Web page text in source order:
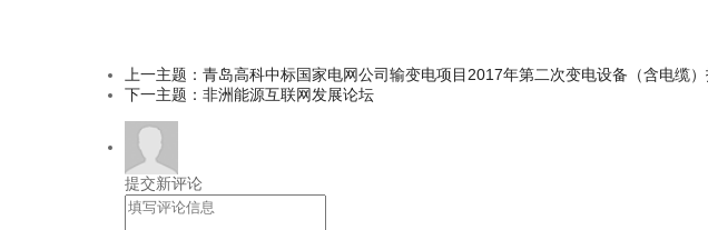
上一主题：青岛高科中标国家电网公司输变电项目2017年第二次变电设备（含电缆
下一主题：非洲能源互联网发展论坛
提交新评论